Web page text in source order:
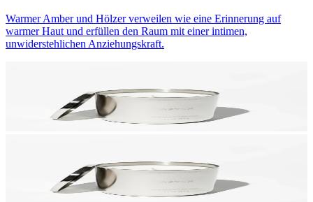
Warmer Amber und Hölzer verweilen wie eine Erinnerung auf
warmer Haut und erfüllen den Raum mit einer intimen,
unwiderstehlichen Anziehungskraft.